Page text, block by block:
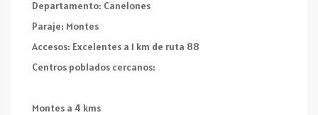
Departamento: Canelones
Paraje: Montes
Accesos: Excelentes a 1 km de ruta 88
Centros poblados cercanos:
Montes a 4 kms